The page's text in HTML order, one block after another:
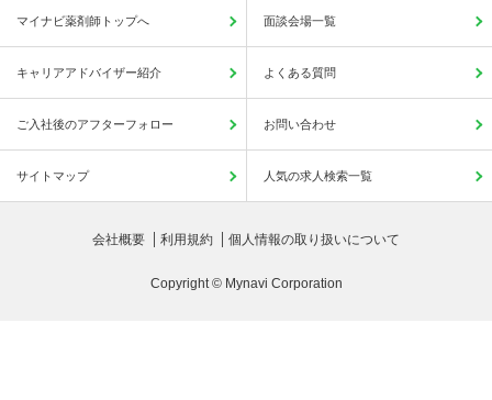
マイナビ薬剤師トップへ 面談会場一覧
キャリアアドバイザー紹介 よくある質問
ご入社後のアフターフォロー お問い合わせ
サイトマップ 人気の求人検索一覧
会社概要 利用規約 個人情報の取り扱いについて
Copyright © Mynavi Corporation